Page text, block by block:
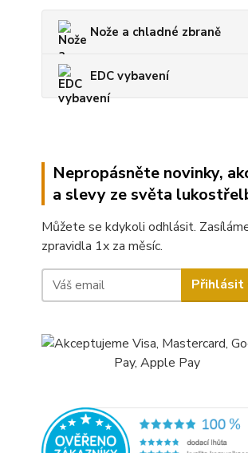
Nože a chladné zbraně
EDC vybavení
Nepropásněte novinky,
a slevy ze světa
Můžete se kdykoli odhlásit.
zpravidla 1x za měsíc.
Přihlásit